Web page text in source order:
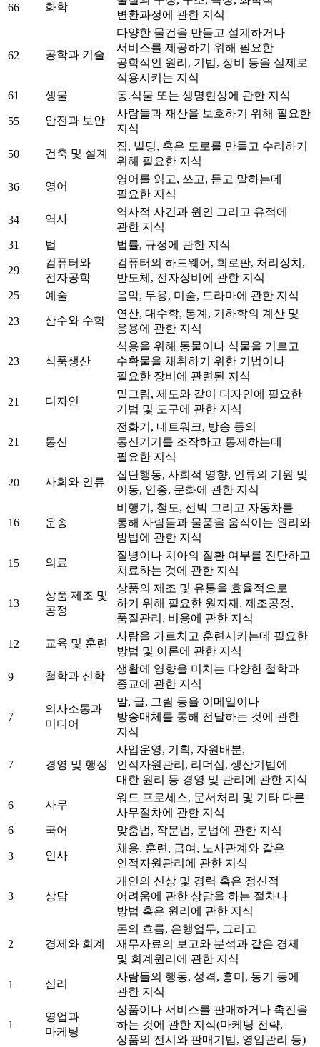
66 화학
변환과정에 관한 지식
62 공학과 기술
다양한 물건을 만들고 설계하거나
서비스를 제공하기 위해 필요한
공학적인 원리, 기법, 장비 등을 실제로
적용시키는 지식
61
생물 동.식물 또는 생명현상에 관한 지식
55 안전과 보안
사람들과 재산을 보호하기 위해 필요한
지식
50 건축 및 설계
집, 빌딩, 혹은 도로를 만들고 수리하기
위해 필요한 지식
36 영어
영어를 읽고, 쓰고, 듣고 말하는데
필요한 지식
34 역사
역사적 사건과 원인 그리고 유적에
관한 지식
31
법 법률, 규정에 관한 지식
29
컴퓨터와
전자공학
컴퓨터의 하드웨어, 회로판, 처리장치,
반도체, 전자장비에 관한 지식
25
예술 음악, 무용, 미술, 드라마에 관한 지식
23 산수와 수학
연산, 대수학, 통계, 기하학의 계산 및
응용에 관한 지식
23 식품생산
식용을 위해 동물이나 식물을 기르고
수확물을 채취하기 위한 기법이나
필요한 장비에 관련된 지식
21 디자인
밑그림, 제도와 같이 디자인에 필요한
기법 및 도구에 관한 지식
21 통신
전화기, 네트워크, 방송 등의
통신기기를 조작하고 통제하는데
필요한 지식
20 사회와 인류
집단행동, 사회적 영향, 인류의 기원 및
이동, 인종, 문화에 관한 지식
16 운송
비행기, 철도, 선박 그리고 자동차를
통해 사람들과 물품을 움직이는 원리와
방법에 관한 지식
15 의료
질병이나 치아의 질환 여부를 진단하고
치료하는 것에 관한 지식
13
상품 제조 및
공정
상품의 제조 및 유통을 효율적으로
하기 위해 필요한 원자재, 제조공정,
품질관리, 비용에 관한 지식
12 교육 및 훈련
사람을 가르치고 훈련시키는데 필요한
방법 및 이론에 관한 지식
9 철학과 신학
생활에 영향을 미치는 다양한 철학과
종교에 관한 지식
7
의사소통과
미디어
말, 글, 그림 등을 이메일이나
방송매체를 통해 전달하는 것에 관한
지식
7 경영 및 행정
사업운영, 기획, 자원배분,
인적자원관리, 리더십, 생산기법에
대한 원리 등 경영 및 관리에 관한 지식
6 사무
워드 프로세스, 문서처리 및 기타 다른
사무절차에 관한 지식
6
국어 맞춤법, 작문법, 문법에 관한 지식
3 인사
채용, 훈련, 급여, 노사관계와 같은
인적자원관리에 관한 지식
3 상담
개인의 신상 및 경력 혹은 정신적
어려움에 관한 상담을 하는 절차나
방법 혹은 원리에 관한 지식
2 경제와 회계
돈의 흐름, 은행업무, 그리고
재무자료의 보고와 분석과 같은 경제
및 회계원리에 관한 지식
1 심리
사람들의 행동, 성격, 흥미, 동기 등에
관한 지식
1
영업과
마케팅
상품이나 서비스를 판매하거나 촉진을
하는 것에 관한 지식(마케팅 전략,
상품의 전시와 판매기법, 영업관리 등)